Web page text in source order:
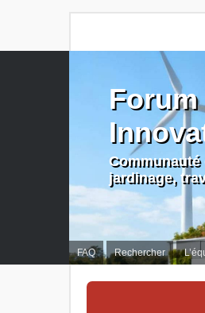
FAQ Rechercher
jardinage,